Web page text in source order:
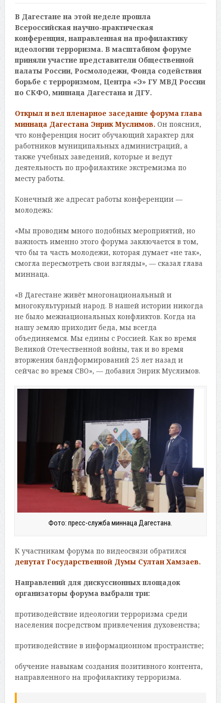
В Дагестане на этой неделе прошла
Всероссийская научно-практическая
конференция, направленная на профилактику
идеологии терроризма. В масштабном форуме
приняли участие представители Общественной
палаты России, Росмолодежи, Фонда содействия
борьбе с терроризмом, Центра «Э» ГУ МВД России
по СКФО, миннаца Дагестана и ДГУ.
Открыл и вел пленарное заседание форума глава
миннаца Дагестана Энрик Муслимов. Он пояснил,
что конференция носит обучающий характер для
работников муниципальных администраций, а
также учебных заведений, которые и ведут
деятельность по профилактике экстремизма по
месту работы.
Конечный же адресат работы конференции —
молодежь:
«Мы проводим много подобных мероприятий, но
важность именно этого форума заключается в том,
что бы та часть молодежи, которая думает «не так»,
смогла пересмотреть свои взгляды», — сказал глава
миннаца.
«В Дагестане живёт многонациональный и
многокультурный народ. В нашей истории никогда
не было межнациональных конфликтов. Когда на
нашу землю приходит беда, мы всегда
объединяемся. Мы едины с Россией. Как во время
Великой Отечественной войны, так и во время
вторжения бандформирований 25 лет назад и
сейчас во время СВО», — добавил Энрик Муслимов.
Фото: пресс-служба миннаца Дагестана.
К участникам форума по видеосвязи обратился
депутат Государственной Думы Султан Хамзаев.
Направлений для дискуссионных площадок
организаторы форума выбрали три:
противодействие идеологии терроризма среди
населения посредством привлечения духовенства;
противодействие в информационном пространстве;
обучение навыкам создания позитивного контента,
направленного на профилактику терроризма.